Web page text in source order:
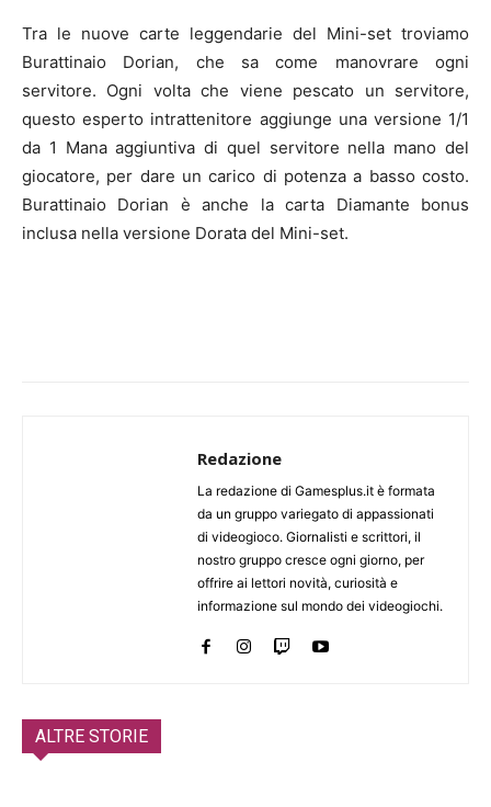
Tra le nuove carte leggendarie del Mini-set troviamo
Burattinaio Dorian, che sa come manovrare ogni
servitore. Ogni volta che viene pescato un servitore,
questo esperto intrattenitore aggiunge una versione 1/1
da 1 Mana aggiuntiva di quel servitore nella mano del
giocatore, per dare un carico di potenza a basso costo.
Burattinaio Dorian è anche la carta Diamante bonus
inclusa nella versione Dorata del Mini-set.
Redazione
La redazione di Gamesplus.it è formata
da un gruppo variegato di appassionati
di videogioco. Giornalisti e scrittori, il
nostro gruppo cresce ogni giorno, per
offrire ai lettori novità, curiosità e
informazione sul mondo dei videogiochi.
ALTRE STORIE